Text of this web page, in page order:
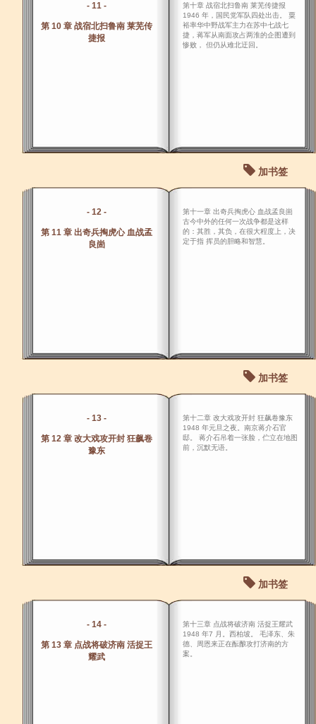
- 11 -
第 10 章 战宿北扫鲁南 莱芜传
捷报
第十章 战宿北扫鲁南 莱芜传捷报
1946 年，国民党军队四处出击。 粟
裕率华中野战军主力在苏中七战七
捷，蒋军从南面攻占两淮的企图遭到
惨败， 但仍从难北迂回。
加书签
- 12 -
第 11 章 出奇兵掏虎心 血战孟
良崮
第十一章 出奇兵掏虎心 血战孟良崮
古今中外的任何一次战争都是这样
的：其胜，其负，在很大程度上，决
定于指 挥员的胆略和智慧。
加书签
- 13 -
第 12 章 改大戏攻开封 狂飙卷
豫东
第十二章 改大戏攻开封 狂飙卷豫东
1948 年元旦之夜。南京蒋介石官
邸。 蒋介石吊着一张脸，伫立在地图
前，沉默无语。
加书签
- 14 -
第 13 章 点战将破济南 活捉王
耀武
第十三章 点战将破济南 活捉王耀武
1948 年7 月。西柏坡。 毛泽东、朱
德、周恩来正在酝酿攻打济南的方
案。